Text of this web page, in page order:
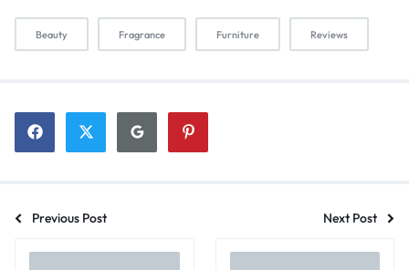
Beauty Fragrance Furniture Reviews
Previous Post Next Post